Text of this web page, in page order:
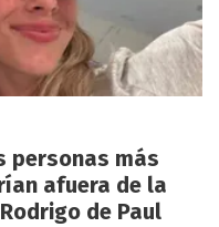
personas más
afuera de la
de Paul